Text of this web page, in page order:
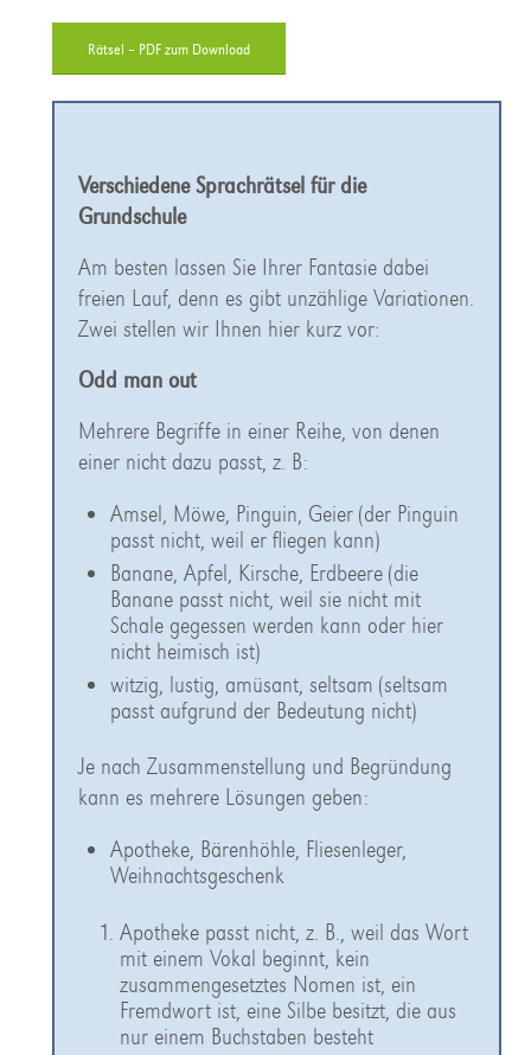
Rätsel – PDF zum Download
Verschiedene Sprachrätsel für die
Grundschule
Am besten lassen Sie Ihrer Fantasie dabei
freien Lauf, denn es gibt unzählige Variationen.
Zwei stellen wir Ihnen hier kurz vor:
Odd man out
Mehrere Begriffe in einer Reihe, von denen
einer nicht dazu passt, z. B:
Amsel, Möwe, Pinguin, Geier (der Pinguin
passt nicht, weil er fliegen kann)
Banane, Apfel, Kirsche, Erdbeere (die
Banane passt nicht, weil sie nicht mit
Schale gegessen werden kann oder hier
nicht heimisch ist)
witzig, lustig, amüsant, seltsam (seltsam
passt aufgrund der Bedeutung nicht)
Je nach Zusammenstellung und Begründung
kann es mehrere Lösungen geben:
Apotheke, Bärenhöhle, Fliesenleger,
Weihnachtsgeschenk
Apotheke passt nicht, z. B., weil das Wort
mit einem Vokal beginnt, kein
zusammengesetztes Nomen ist, ein
Fremdwort ist, eine Silbe besitzt, die aus
nur einem Buchstaben besteht